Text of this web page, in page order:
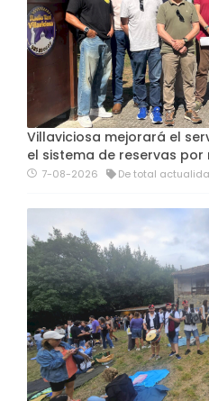
Villaviciosa mejorará el
el sistema de reservas por
7-08-2026 De total